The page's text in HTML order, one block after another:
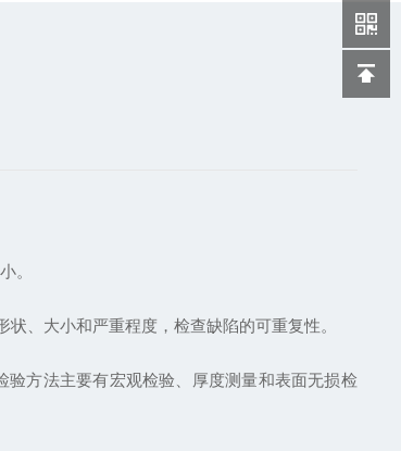
。
、大小和严重程度，检查缺陷的可重复性。
方法主要有宏观检验、厚度测量和表面无损检